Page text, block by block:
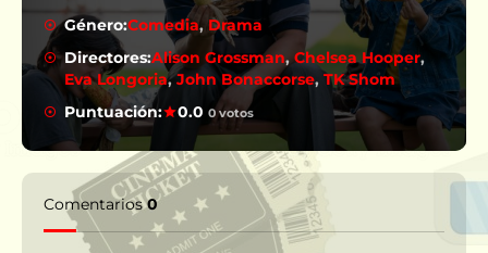
Género:Comedia, Drama
Directores:Alison Grossman,Chelsea Hooper,
Eva Longoria,John Bonaccorse,TK Shom
Puntuación:
0.0 0 votos
Comentarios0